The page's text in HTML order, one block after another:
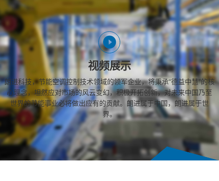
视频展示
朗进科技，节能空调控制技术领域的领军企业，将秉承“德益中慧”的核
心理念，坦然应对市场的风云变幻，积极开拓创新，对未来中国乃至
世界的节能事业必将做出应有的贡献。朗进属于中国，朗进属于世
界。